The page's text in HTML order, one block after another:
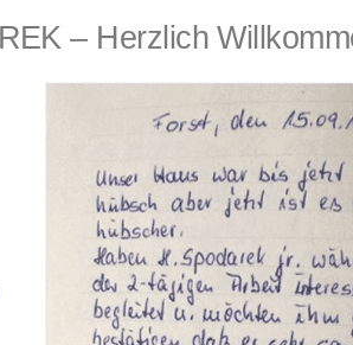
– Herzlich